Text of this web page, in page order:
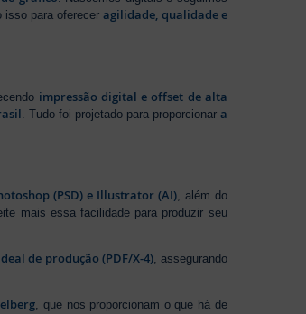
isso para ofereceragilidade, qualidade e
impressão digital e offset de alta
. Tudo foi projetado para proporcionar a
(PSD) e Illustrator (AI), além do
mais essa facilidade para produzir seu
de produção (PDF/X-4), assegurando
, que nos proporcionam o que há de